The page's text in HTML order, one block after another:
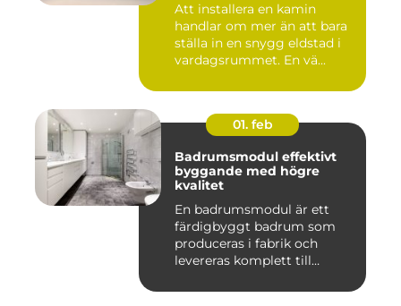
Att installera en kamin
handlar om mer än att bara
ställa in en snygg eldstad i
vardagsrummet. En vä...
01. feb
Badrumsmodul effektivt
byggande med högre
kvalitet
En badrumsmodul är ett
färdigbyggt badrum som
produceras i fabrik och
levereras komplett till